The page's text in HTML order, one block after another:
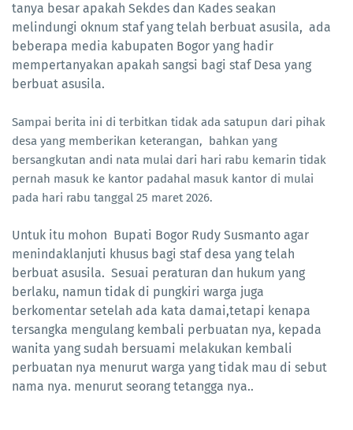
tanya besar apakah Sekdes dan Kades seakan
melindungi oknum staf yang telah berbuat asusila, ada
beberapa media kabupaten Bogor yang hadir
mempertanyakan apakah sangsi bagi staf Desa yang
berbuat asusila.
‎Sampai berita ini di terbitkan tidak ada satupun dari pihak
desa yang memberikan keterangan, bahkan yang
bersangkutan andi nata mulai dari hari rabu kemarin tidak
pernah masuk ke kantor padahal masuk kantor di mulai
pada hari rabu tanggal 25 maret 2026.
‎Untuk itu mohon Bupati Bogor Rudy Susmanto agar
menindaklanjuti khusus bagi staf desa yang telah
berbuat asusila. Sesuai peraturan dan hukum yang
berlaku, namun tidak di pungkiri warga juga
berkomentar setelah ada kata damai,tetapi kenapa
tersangka mengulang kembali perbuatan nya, kepada
wanita yang sudah bersuami melakukan kembali
perbuatan nya menurut warga yang tidak mau di sebut
nama nya. menurut seorang tetangga nya..